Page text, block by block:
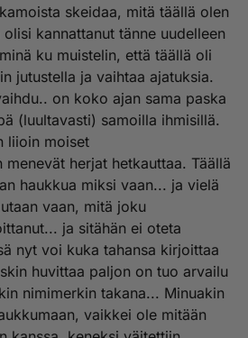
skeidaa, mitä täällä olen
kannattanut tänne uudelleen
ku muistelin, että täällä oli
jutustella ja vaihtaa ajatuksia.
on koko ajan sama paska
(luultavasti) samoilla ihmisillä.
liioin moiset
herjat hetkauttaa. Täällä
haukkua miksi vaan... ja vielä
vaan, mitä joku
ja sitähän ei oteta
nyt voi kuka tahansa kirjoittaa
huvittaa paljon on tuo arvailu
nimimerkin takana... Minuakin
vaikkei ole mitään